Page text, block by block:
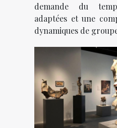
demande du
adaptées et une
dynamiques de